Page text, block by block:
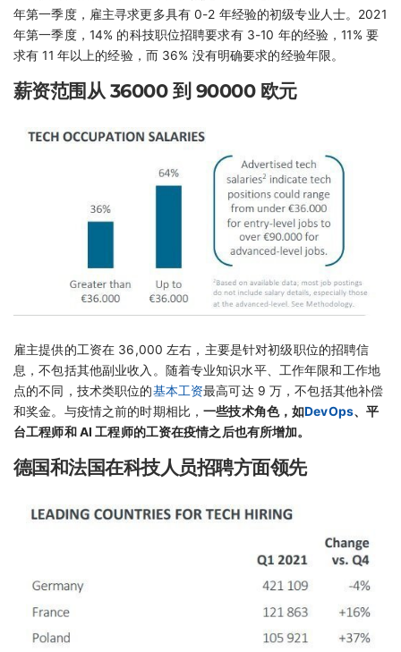
年第一季度，雇主寻求更多具有 0-2 年经验的初级专业人士。2021
年第一季度，14% 的科技职位招聘要求有 3-10 年的经验，11% 要
求有 11 年以上的经验，而 36% 没有明确要求的经验年限。
薪资范围从 36000 到 90000 欧元
雇主提供的工资在 36,000 左右，主要是针对初级职位的招聘信
息，不包括其他副业收入。随着专业知识水平、工作年限和工作地
点的不同，技术类职位的基本工资最高可达 9 万，不包括其他补偿
和奖金。与疫情之前的时期相比，一些技术角色，如DevOps、平
台工程师和 AI 工程师的工资在疫情之后也有所增加。
德国和法国在科技人员招聘方面领先